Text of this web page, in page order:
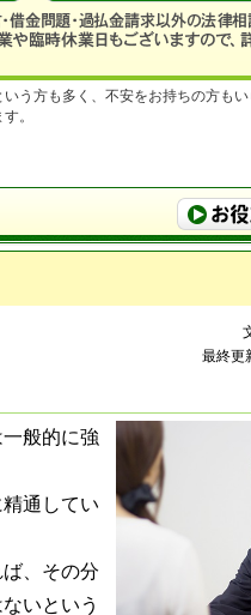
う方も多く、不安をお持ちの方も
。
最終更
般的に強
通してい
、その分
いという